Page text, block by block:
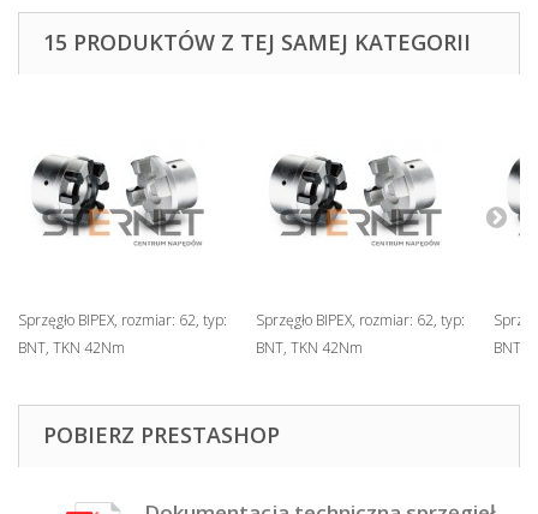
15 PRODUKTÓW Z TEJ SAMEJ KATEGORII
Sprzęgło BIPEX, rozmiar: 62, typ:
BNT, TKN 42Nm
Sprzęgło BIPEX, rozmiar: 62, typ:
BNT, TKN 42Nm
BNT,
POBIERZ PRESTASHOP